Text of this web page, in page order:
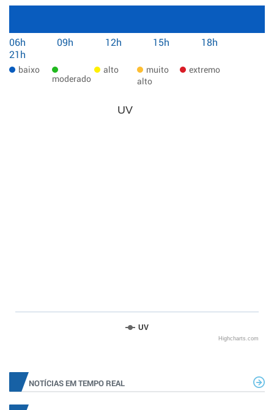
06h 09h 12h 15h
18h
21h
baixo
moderado
alto
muito
alto
extremo
UV
UV
Highcharts.com
NOTÍCIAS EM TEMPO REAL